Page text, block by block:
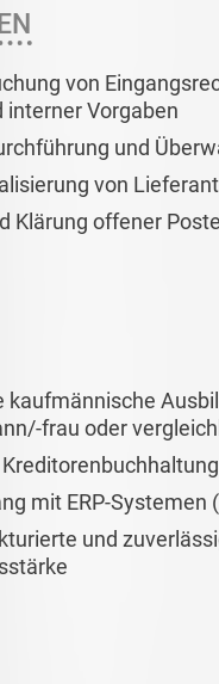
von
interner Vorgaben
und
von
Klärung offener
kaufmännische
frau oder
mit ERP-Systemen
und